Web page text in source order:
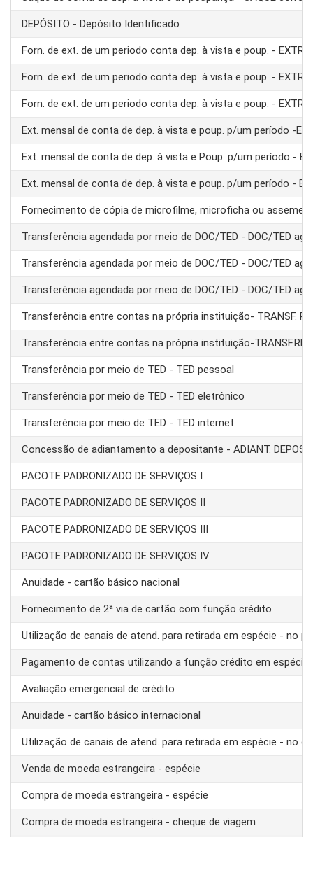
DEPÓSITO - Depósito Identificado
Forn. de ext. de um periodo conta dep. à vista e poup. -
Forn. de ext. de um periodo conta dep. à vista e poup. -
Forn. de ext. de um periodo conta dep. à vista e poup. -
Ext. mensal de conta de dep. à vista e poup. p/um período -
Ext. mensal de conta de dep. à vista e Poup. p/um período -
Ext. mensal de conta de dep. à vista e poup. p/um período -
Fornecimento de cópia de microfilme, microficha ou
Transferência agendada por meio de DOC/TED - DOC/TED
Transferência agendada por meio de DOC/TED - DOC/TED
Transferência agendada por meio de DOC/TED - DOC/TED
Transferência entre contas na própria instituição- TRANSF.
Transferência entre contas na própria instituição-
Transferência por meio de TED - TED pessoal
Transferência por meio de TED - TED eletrônico
Transferência por meio de TED - TED internet
Concessão de adiantamento a depositante - ADIANT.
PACOTE PADRONIZADO DE SERVIÇOS I
PACOTE PADRONIZADO DE SERVIÇOS II
PACOTE PADRONIZADO DE SERVIÇOS III
PACOTE PADRONIZADO DE SERVIÇOS IV
Anuidade - cartão básico nacional
Fornecimento de 2ª via de cartão com função crédito
Utilização de canais de atend. para retirada em espécie - no
Pagamento de contas utilizando a função crédito em espécie
Avaliação emergencial de crédito
Anuidade - cartão básico internacional
Utilização de canais de atend. para retirada em espécie - no
Venda de moeda estrangeira - espécie
Compra de moeda estrangeira - espécie
Compra de moeda estrangeira - cheque de viagem